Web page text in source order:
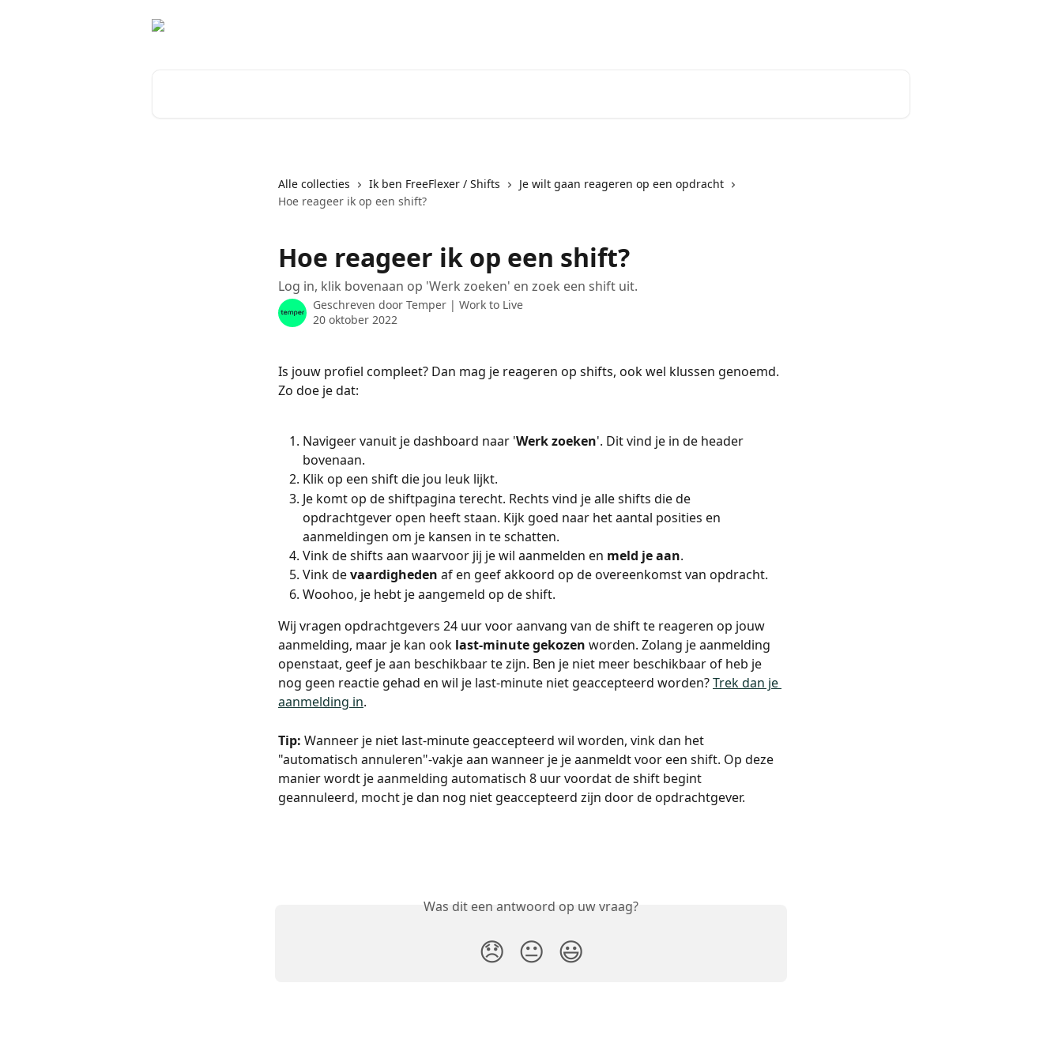
Alle collecties Ik ben FreeFlexer / Shifts
Je wilt gaan reageren op een opdracht
Hoe reageer ik op een shift?
Hoe reageer ik op een shift?
Log in, klik bovenaan op 'Werk zoeken' en zoek een shift uit.
Geschreven door Temper | Work to Live
20 oktober 2022
Is jouw profiel compleet? Dan mag je reageren op shifts, ook wel klussen genoemd.
Zo doe je dat:
Navigeer vanuit je dashboard naar 'Werk zoeken'. Dit vind je in de header
bovenaan.
Klik op een shift die jou leuk lijkt.
Je komt op de shiftpagina terecht. Rechts vind je alle shifts die de
opdrachtgever open heeft staan. Kijk goed naar het aantal posities en
aanmeldingen om je kansen in te schatten.
Vink de shifts aan waarvoor jij je wil aanmelden en meld je aan.
Vink de vaardigheden af en geef akkoord op de overeenkomst van opdracht.
Woohoo, je hebt je aangemeld op de shift.
Wij vragen opdrachtgevers 24 uur voor aanvang van de shift te reageren op jouw
aanmelding, maar je kan ook last-minute gekozen worden. Zolang je aanmelding
openstaat, geef je aan beschikbaar te zijn. Ben je niet meer beschikbaar of heb je
nog geen reactie gehad en wil je last-minute niet geaccepteerd worden? Trek dan je
aanmelding in.
Tip: Wanneer je niet last-minute geaccepteerd wil worden, vink dan het
"automatisch annuleren"-vakje aan wanneer je je aanmeldt voor een shift. Op deze
manier wordt je aanmelding automatisch 8 uur voordat de shift begint
geannuleerd, mocht je dan nog niet geaccepteerd zijn door de opdrachtgever.
Was dit een antwoord op uw vraag?
😞 😐 😃